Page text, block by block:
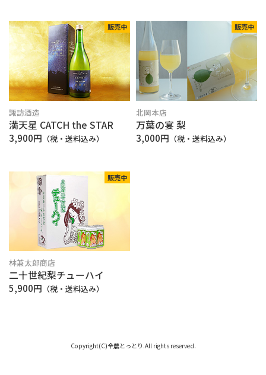
販売中
諏訪酒造
満天星 CATCH the STAR
3,900円 （税・送料込み）
販売中
北岡本店
万葉の宴 梨
3,000円 （税・送料込み）
販売中
林兼太郎商店
二十世紀梨チューハイ
5,900円 （税・送料込み）
Copyright(C)全農とっとり.All rights reserved.